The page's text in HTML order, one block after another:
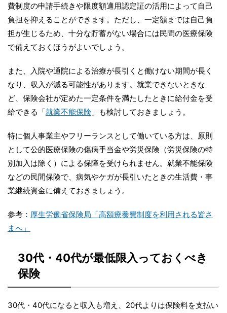
費制度の申請手続きや限度額適用認定証の活用によって自己
負担を抑えることができます。ただし、一定額までは自己負
担が生じるため、十分な貯蓄がない場合には民間の医療保険
で備えておくほうがよいでしょう。
また、入院や通院による治療が長引くと働けない期間が長く
なり、収入が減る可能性があります。就業できないときな
ど、保険会社が定めた一定条件を満たしたときに給付金を受
給できる「就業不能保険 」も検討しておきましょう。
特に個人事業主やフリーランスとして働いている方は、原則
として公的医療保険の傷病手当金や労災保険（労災保険の特
別加入は除く）による保障を受けられません。就業不能保険
などの民間保険で、病気やケガが長引いたときの生活費・事
業継続資金に備えておきましょう。
参考： 厚生労働省保険局「高額療養費制度を利用される皆さ
まへ」
30代・40代が最低限入っておくべき
保険
30代・40代になると収入も増え、20代よりは保険料を支払い